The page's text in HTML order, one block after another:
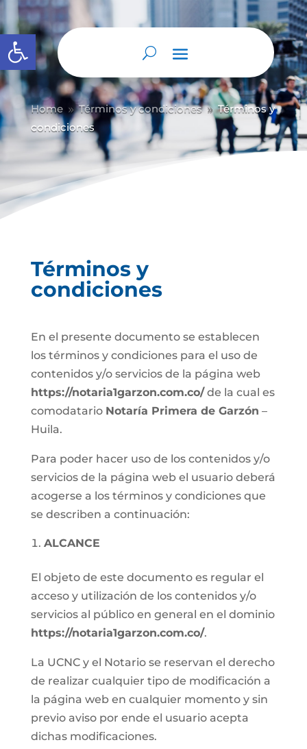
Abrir barra de herramientas
Home 9 Términos y condiciones 9 Términos y
condiciones
Términos y
condiciones
En el presente documento se establecen
los términos y condiciones para el uso de
contenidos y/o servicios de la página web
https://notaria1garzon.com.co/de la cual es
comodatario Notaría Primera de Garzón –
Huila.
Para poder hacer uso de los contenidos y/o
servicios de la página web el usuario deberá
acogerse a los términos y condiciones que
se describen a continuación:
ALCANCE
El objeto de este documento es regular el
acceso y utilización de los contenidos y/o
servicios al público en general en el dominio
https://notaria1garzon.com.co/.
La UCNC y el Notario se reservan el derecho
de realizar cualquier tipo de modificación a
la página web en cualquier momento y sin
previo aviso por ende el usuario acepta
dichas modificaciones.